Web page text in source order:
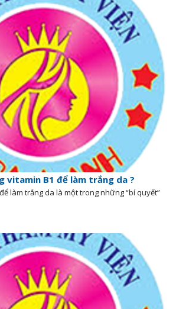
vitamin B1 để làm trắng da ?
làm trắng da là một trong những “bí quyết”